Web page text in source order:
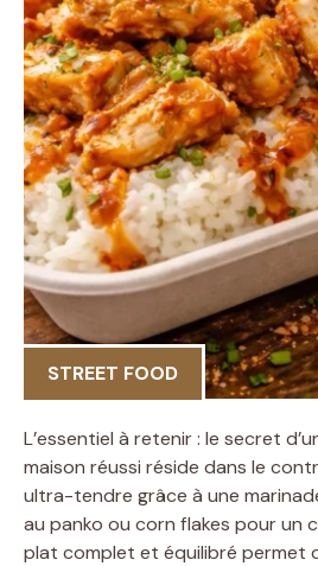
STREET FOOD
L’essentiel à retenir : le secret
maison réussi réside dans le
ultra-tendre grâce à une
au panko ou corn flakes pour un
plat complet et équilibré permet